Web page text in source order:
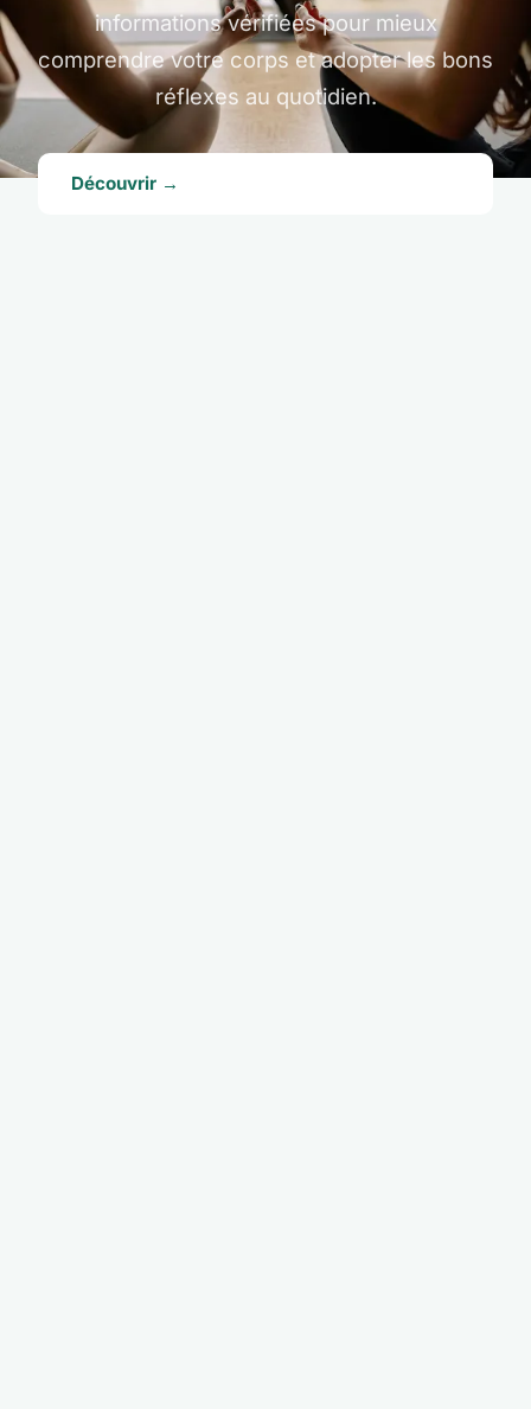
informations vérifiées pour mieux
comprendre votre corps et adopter les bons
réflexes au quotidien.
Découvrir →